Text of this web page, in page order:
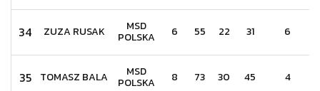
34 ZUZA RUSAK MSD
POLSKA 6 55 22 31 6
35 TOMASZ BALA MSD
POLSKA 8 73 30 45 4